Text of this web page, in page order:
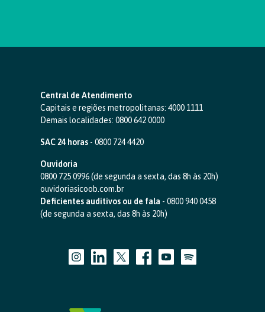
Central de Atendimento
Capitais e regiões metropolitanas: 4000 1111
Demais localidades: 0800 642 0000
SAC 24 horas - 0800 724 4420
Ouvidoria
0800 725 0996(de segunda a sexta, das 8h às 20h)
ouvidoriasicoob.com.br
Deficientes auditivos ou de fala - 0800 940 0458
(de segunda a sexta, das 8h às 20h)